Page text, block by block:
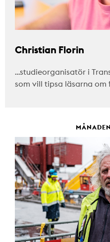
Christian Florin
…studieorganisatör i
som vill tipsa läsarna om